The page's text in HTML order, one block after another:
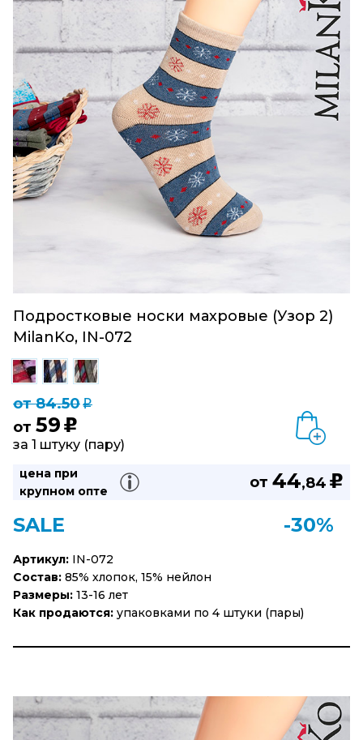
Подростковые носки махровые (Узор 2)
MilanKo, IN-072
от 84.50q
от 59 u
за 1 штуку (пару)
цена при
крупном опте
от 44,84 u
SALE -30%
Артикул: IN-072
Состав: 85% хлопок, 15% нейлон
Размеры: 13-16 лет
Как продаются: упаковками по 4 штуки (пары)